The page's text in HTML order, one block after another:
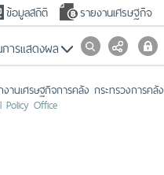
ข้อมูลสถิติ รายงานเศรษฐกิจ
การแสดงผล
านเศรษฐกิจการคลัง กระทรวงการคลัง
Policy Office